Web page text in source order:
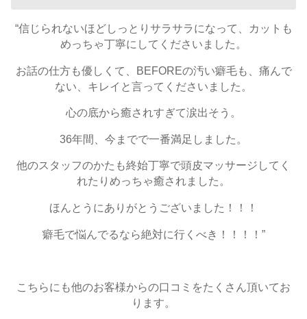
“信じられないほどしっとりサラサラになって、カットも
めっちゃ丁寧にしてくださいました。
お話の仕方も優しくて、BEFOREの汚い癖毛も、痛んで
ない、キレイと言ってくださいました。
心の底から癒されすぎて涙出そう。
36年間、今までで一番満足しました。
他のスタッフのかたも終始丁寧で頭皮マッサージしてく
れたりめっちゃ癒されました。
ほんとうにありがとうございました！！！
癖毛で悩んでるなら絶対に行くべき！！！！”
こちらにも他のお客様からの口コミをたくさん頂いてお
ります。